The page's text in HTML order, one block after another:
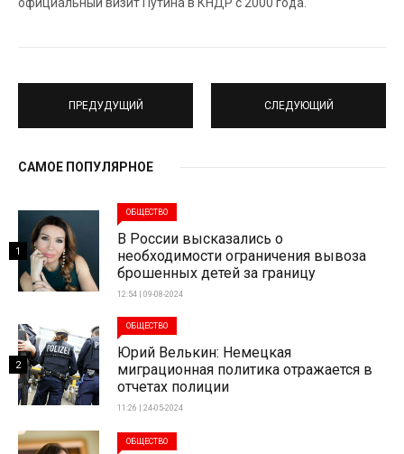
ПРЕДУДУЩИЙ СЛЕДУЮЩИЙ
САМОЕ ПОПУЛЯРНОЕ
ОБЩЕСТВО
В России высказались о
необходимости ограничения вывоза
брошенных детей за границу
12:54 | 09-08-2024
1
ОБЩЕСТВО
Юрий Велькин: Немецкая
миграционная политика отражается в
отчетах полиции
11:26 | 24-05-2024
2
ОБЩЕСТВО